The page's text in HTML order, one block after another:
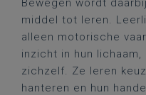
Bewegen wordt
middel tot leren.
alleen motorische
inzicht in hun
zichzelf. Ze leren
hanteren en hun